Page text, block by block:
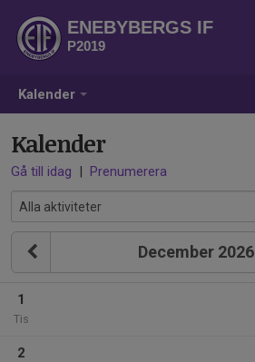
Kalender
ENEBYBERGS IF
P2019
Kalender
Gå till idag | Prenumerera
December 2026
1
Tis
2